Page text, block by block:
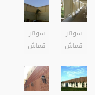
سواتر
قماش
سواتر
قماش